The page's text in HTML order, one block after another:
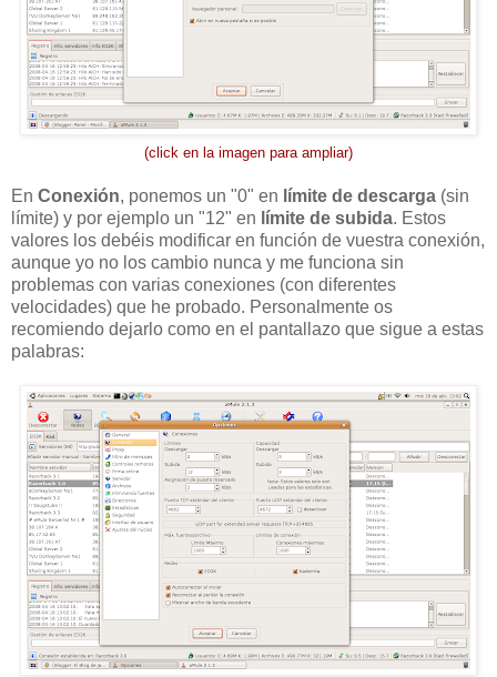
(click en la imagen para ampliar)
En Conexión, ponemos un "0" en límite de descarga (sin
límite) y por ejemplo un "12" en límite de subida. Estos
valores los debéis modificar en función de vuestra conexión,
aunque yo no los cambio nunca y me funciona sin
problemas con varias conexiones (con diferentes
velocidades) que he probado. Personalmente os
recomiendo dejarlo como en el pantallazo que sigue a estas
palabras: